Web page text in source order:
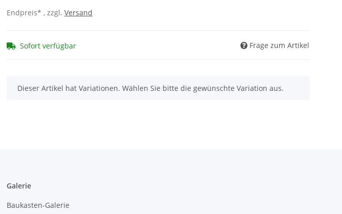
Endpreis* , zzgl. Versand
Sofort verfügbar Frage zum Artikel
x
Dieser Artikel hat Variationen. Wählen Sie bitte die gewünschte Variation aus.
Galerie
Baukasten-Galerie